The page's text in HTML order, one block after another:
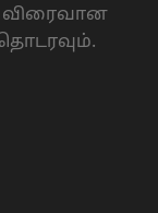
விரைவான